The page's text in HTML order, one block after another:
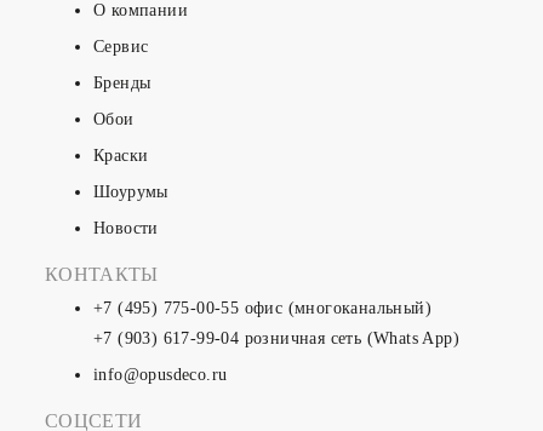
О компании
Сервис
Бренды
Обои
Краски
Шоурумы
Новости
КОНТАКТЫ
+7 (495) 775-00-55 офис (многоканальный)
+7 (903) 617-99-04 розничная сеть (Whats App)
info@opusdeco.ru
СОЦСЕТИ